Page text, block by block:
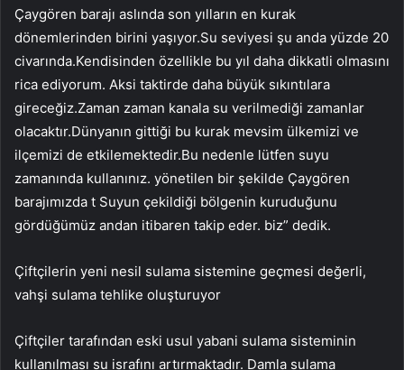
Çaygören barajı aslında son yılların en kurak
dönemlerinden birini yaşıyor.Su seviyesi şu anda yüzde 20
civarında.Kendisinden özellikle bu yıl daha dikkatli olmasını
rica ediyorum. Aksi taktirde daha büyük sıkıntılara
gireceğiz.Zaman zaman kanala su verilmediği zamanlar
olacaktır.Dünyanın gittiği bu kurak mevsim ülkemizi ve
ilçemizi de etkilemektedir.Bu nedenle lütfen suyu
zamanında kullanınız. yönetilen bir şekilde Çaygören
barajımızda t Suyun çekildiği bölgenin kuruduğunu
gördüğümüz andan itibaren takip eder. biz” dedik.
Çiftçilerin yeni nesil sulama sistemine geçmesi değerli,
vahşi sulama tehlike oluşturuyor
Çiftçiler tarafından eski usul yabani sulama sisteminin
kullanılması su israfını artırmaktadır. Damla sulama